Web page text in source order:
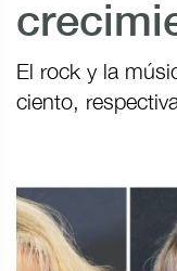
El rock y la
ciento,